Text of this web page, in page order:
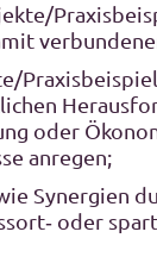
oder
anregen;
wie Synergien
oder